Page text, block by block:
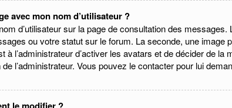
avec mon nom d’utilisateur ?
d’utilisateur sur la page de consultation des
ou votre statut sur le forum. La seconde, une image
à l’administrateur d’activer les avatars et de décider de
de l’administrateur. Vous pouvez le contacter pour lui
le modifier ?